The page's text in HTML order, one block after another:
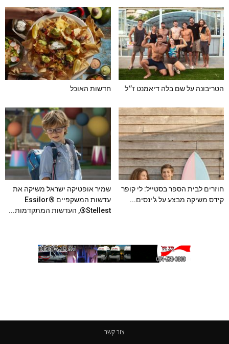
הטריבונה על שם בלה דיאמנט ז״ל חדשות האוכל
חוזרים לבית הספר בסטייל: לי קופר
קידס משיקה מבצע על ג'ינסים...
שמיר אופטיקה ישראל משיקה את
עדשות המשקפיים Essilor®
Stellest®, העדשות המתקדמות...
צור קשר